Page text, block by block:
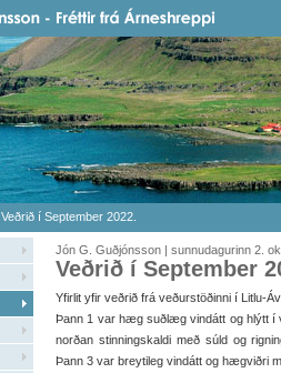
Veðrið í September 2022.
Jón G. Guðjónsson | sunnudagurinn 2.
Veðrið í September
Yfirlit yfir veðrið frá veðurstöðinni í Litlu-
Þann 1 var hæg suðlæg vindátt og hlýtt í
norðan stinningskaldi með súld og
Þann 3 var breytileg vindátt og hægviðri